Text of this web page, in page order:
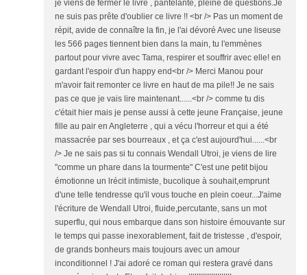
je viens de fermer le livre , pantelante, pleine de questions.Je
ne suis pas prête d'oublier ce livre !! <br /> Pas un moment de
répit, avide de connaître la fin, je l'ai dévoré Avec une liseuse
les 566 pages tiennent bien dans la main, tu l'emmènes
partout pour vivre avec Tama, respirer et souffrir avec elle! en
gardant l'espoir d'un happy end<br /> Merci Manou pour
m'avoir fait remonter ce livre en haut de ma pile!! Je ne sais
pas ce que je vais lire maintenant......<br /> comme tu dis
c'était hier mais je pense aussi à cette jeune Française, jeune
fille au pair en Angleterre , qui a vécu l'horreur et qui a été
massacrée par ses bourreaux , et ça c'est aujourd'hui......<br
/> Je ne sais pas si tu connais Wendall Utroi, je viens de lire
"comme un phare dans la tourmente" C'est une petit bijou
émotionne un lrécit intimiste, bucolique à souhait,emprunt
d'une telle tendresse qu'il vous touche en plein coeur...J'aime
l'écriture de Wendall Utroi, fluide,percutante, sans un mot
superflu, qui nous embarque dans son histoire émouvante sur
le temps qui passe inexorablement, fait de tristesse , d'espoir,
de grands bonheurs mais toujours avec un amour
inconditionnel ! J'ai adoré ce roman qui restera gravé dans